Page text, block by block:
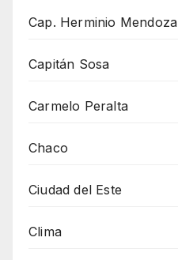
Cap. Herminio Mendoza
Capitán Sosa
Carmelo Peralta
Chaco
Ciudad del Este
Clima